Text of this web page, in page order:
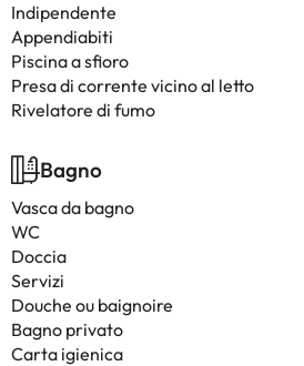
Indipendente
Appendiabiti
Piscina a sfioro
Presa di corrente vicino al letto
Rivelatore di fumo
Bagno
Vasca da bagno
WC
Doccia
Servizi
Douche ou baignoire
Bagno privato
Carta igienica